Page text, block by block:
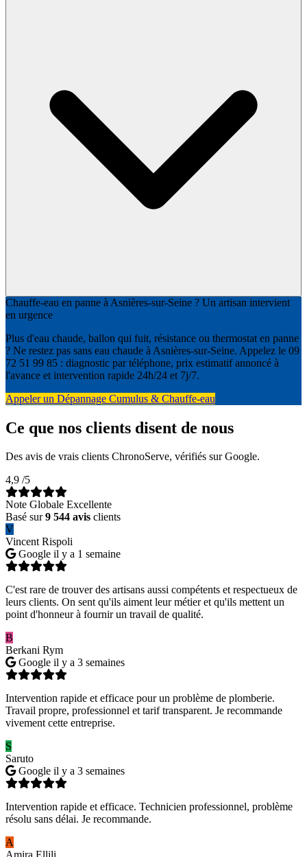
Chauffe-eau en panne à Asnières-sur-Seine ? Un artisan intervient
en urgence
Plus d'eau chaude, ballon qui fuit, résistance ou thermostat en panne
? Ne restez pas sans eau chaude à Asnières-sur-Seine. Appelez le 09
72 51 99 85 : diagnostic par téléphone, prix estimatif annoncé à
l'avance et intervention rapide 24h/24 et 7j/7.
Appeler un Dépannage Cumulus & Chauffe-eau
Ce que nos clients disent de nous
Des avis de vrais clients ChronoServe, vérifiés sur Google.
4,9 /5
Note Globale Excellente
Basé sur9 544 avis clients
V
Vincent Rispoli
Google il y a 1 semaine
C'est rare de trouver des artisans aussi compétents et respectueux de
leurs clients. On sent qu'ils aiment leur métier et qu'ils mettent un
point d'honneur à fournir un travail de qualité.
B
Berkani Rym
Google il y a 3 semaines
Intervention rapide et efficace pour un problème de plomberie.
Travail propre, professionnel et tarif transparent. Je recommande
vivement cette entreprise.
S
Saruto
Google il y a 3 semaines
Intervention rapide et efficace. Technicien professionnel, problème
résolu sans délai. Je recommande.
A